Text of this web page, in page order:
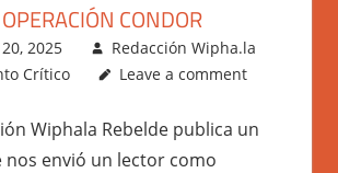
CONDOR
2025
Redacción Wipha.la
Crítico
Leave a comment
Wiphala Rebelde publica un
envió un lector como